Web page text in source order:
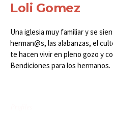
Loli Gomez
Una iglesia muy familiar y se
herman@s, las alabanzas, el
te hacen vivir en pleno gozo y
Bendiciones para los hermanos.